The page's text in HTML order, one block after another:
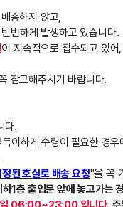
송하지 않고,
번하게 발생하고 있습니다.
이 지속적으로 접수되고 있
참고해주시기 바랍니다.
다.
이하게 수령이 필요한 경우
된 호실로 배송 요청"을 꼭
하1층 출입문 앞에 놓고가는